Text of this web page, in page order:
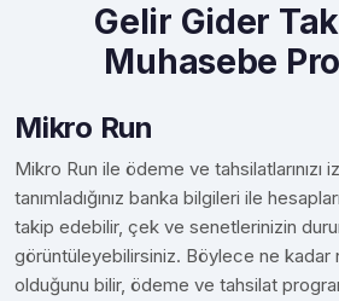
Gelir Gider
Muhasebe
Mikro Run
Mikro Run ile ödeme ve tahsilatlarınızı
tanımladığınız banka bilgileri ile
takip edebilir, çek ve senetlerinizin
görüntüleyebilirsiniz. Böylece ne kadar
olduğunu bilir, ödeme ve tahsilat